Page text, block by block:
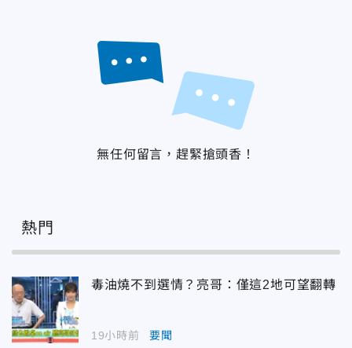
無任何留言，趕緊搶頭香！
熱門
毒油燒不到選情？亮哥：僅這2地可望翻轉
19小時前 要聞